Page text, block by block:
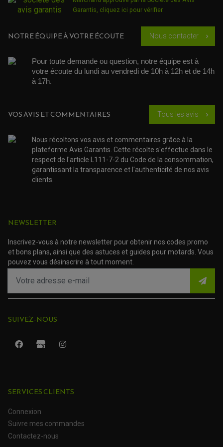
PROTECTION FOURCHE ET BRAS OSCILLANT
PROTECTION SILENCIEUX
ROULEMENT DE ROUE
ROULEMENT DE DIRECTION
KIT CHAÎNE MOTO
ACCESSOIRE SCOOTER KYMCO
ACCESSOIRE SCOOTER MBK
ACCESSOIRE SCOOTER PEUGEOT
ACCESSOIRE SCOOTER PIAGGIO
ACCESSOIRE SCOOTER SUZUKI
ACCESSOIRE SCOOTER VESPA
ACCESSOIRE SCOOTER YAMAHA
ROULEMENT QUAD / SSV
KIT RÉPARATION ENTRETOISE D'AMORTISSEUR
ROULEMENTS DE ROUES
PROTECTION QUAD / SSV
PLASTIQUES GASGAS
PLASTIQUES HUSQVARNA
PLASTIQUES KTM
PLASTIQUES YAMAHA
Garantis, cliquez ici pour vérifier.
NOTRE ÉQUIPE À VOTRE ÉCOUTE Nous contacter chevron_right
Pour toute demande ou question, notre équipe est à
votre écoute du lundi au vendredi de 10h à 12h et de 14h
à 17h.
VOS AVIS ET COMMENTAIRES Tous les avis chevron_right
Nous récoltons vos avis et commentaires grâce à la
plateforme Avis Garantis. Cette récolte s'effectue dans le
respect de l'article L111-7-2 du Code de la consommation,
garantissant la transparence et l'authenticité de nos avis
clients.
NEWSLETTER
Inscrivez-vous à notre newsletter pour obtenir nos codes promo
et bons plans, ainsi que des astuces et guides pour motards. Vous
pouvez vous désinscrire à tout moment.
SUIVEZ-NOUS
SERVICES CLIENTS
Connexion
Suivre mes commandes
Contactez-nous